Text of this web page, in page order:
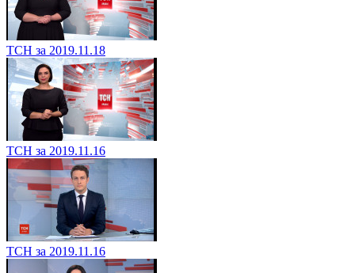
ТСН за 2019.11.18
ТСН за 2019.11.16
ТСН за 2019.11.16